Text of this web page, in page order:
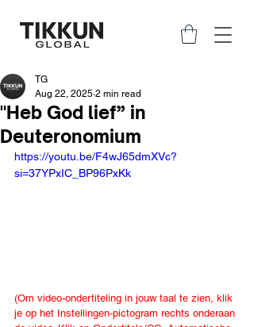
"Heb God lief” in
Deuteronomium
TG
Aug 22, 2025 2 min read
https://youtu.be/F4wJ65dmXVc?
si=37YPxIC_BP96PxKk
(Om video-ondertiteling in jouw taal te zien, klik
je op het Instellingen-pictogram rechts onderaan